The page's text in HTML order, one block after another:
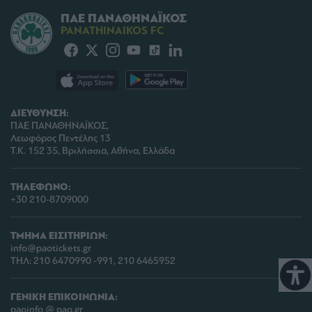
ΔΙΕΥΘΥΝΣΗ:
ΠΑΕ ΠΑΝΑΘΗΝΑΪΚΟΣ,
Λεωφόρος Πεντέλης 13
Τ.Κ. 152 35, Βριλήσσια, Αθήνα, Ελλάδα
ΤΗΛΕΦΩΝΟ:
+30 210-8709000
ΤΜΗΜΑ ΕΙΣΙΤΗΡΙΩΝ:
info@paotickets.gr
ΤΗΛ: 210 6470990 -991, 210 6465952
ΓΕΝΙΚΗ ΕΠΙΚΟΙΝΩΝΙΑ:
ΠΑΕ ΠΑΝΑΘΗΝΑΪΚΟΣ
PANATHINAIKOS FC